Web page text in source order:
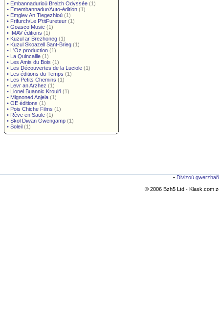
• Embannadurioù Breizh Odyssée (1)
• Emembannadur/Auto-édition (1)
• Emglev An Tiegezhioù (1)
• Frifurch/Le P'titFureteur (1)
• Goasco Music (1)
• IMAV éditions (1)
• Kuzul ar Brezhoneg (1)
• Kuzul Skoazell Sant-Brieg (1)
• L'Oz production (1)
• La Quincaille (1)
• Les Amis du Bois (1)
• Les Découvertes de la Luciole (1)
• Les éditions du Temps (1)
• Les Petits Chemins (1)
• Levr an Arzhez (1)
• Lionel Buannic Krouiñ (1)
• Mignoned Anjela (1)
• OE éditions (1)
• Pois Chiche Films (1)
• Rêve en Saule (1)
• Skol Diwan Gwengamp (1)
• Soleil (1)
• Divizoù
© 2006 Bzh5 Ltd - Klask.com